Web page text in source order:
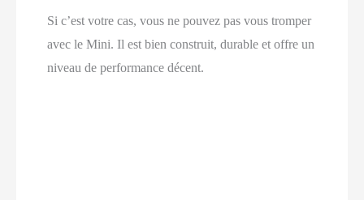
Si c’est votre cas, vous ne pouvez pas vous tromper
avec le Mini. Il est bien construit, durable et offre un
niveau de performance décent.